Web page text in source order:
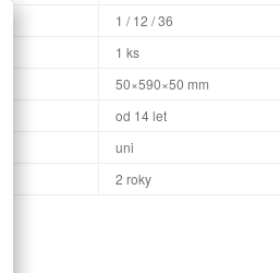
1 / 12 / 36
1 ks
50×590×50 mm
od 14 let
uni
2 roky